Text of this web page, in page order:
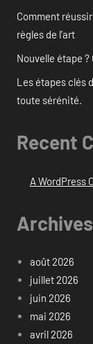
Comment
règles de l’art
Nouvelle étape ?
Les étapes clés
toute sérénité.
Recent
A WordPress
Archives
août 2026
juillet 2026
juin 2026
mai 2026
avril 2026